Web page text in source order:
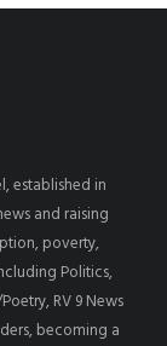
established in
and raising
poverty,
Politics,
RV 9 News
becoming a